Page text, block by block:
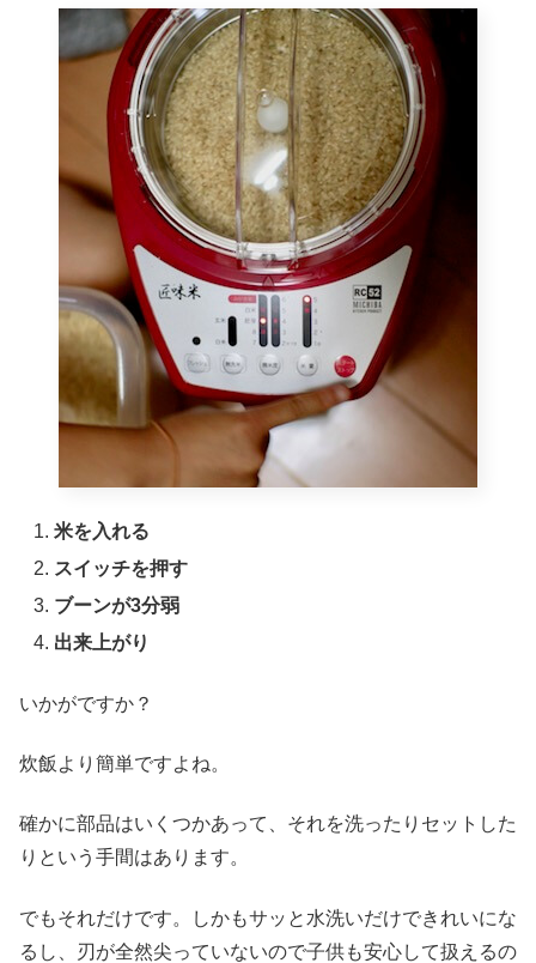
米を入れる
スイッチを押す
ブーンが3分弱
出来上がり
いかがですか？
炊飯より簡単ですよね。
確かに部品はいくつかあって、それを洗ったりセットした
りという手間はあります。
でもそれだけです。しかもサッと水洗いだけできれいにな
るし、刃が全然尖っていないので子供も安心して扱えるの